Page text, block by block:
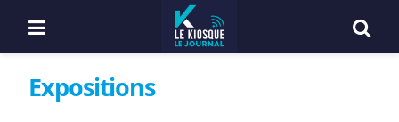
Expositions